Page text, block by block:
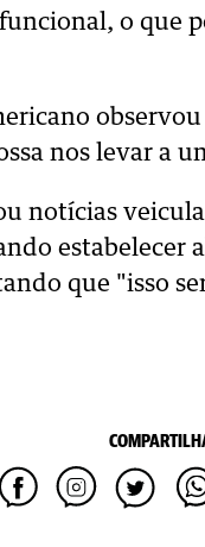
o que
observou
nos levar a
notícias
estabelecer
que "isso